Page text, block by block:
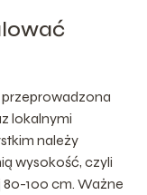
przeprowadzona
lokalnymi
należy
wysokość, czyli
100 cm. Ważne